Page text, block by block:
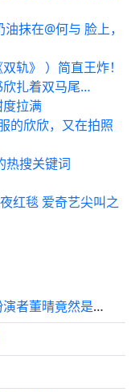
抹在@何与 脸上，
轨》 ）简直王炸！
欣扎着双马尾…
拉满
的欣欣，又在拍照
热搜关键词
红毯 爱奇艺尖叫之
哇塞，原来剧中演技超赞的谢晓春扮演者董晴竟然是山东淄博张店人？ 电视剧